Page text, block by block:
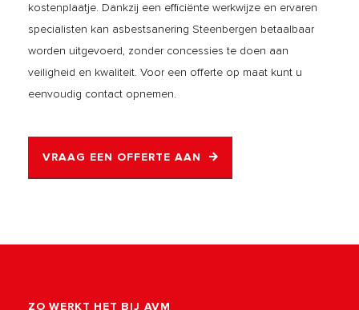
kostenplaatje. Dankzij een efficiënte werkwijze en ervaren
specialisten kan asbestsanering Steenbergen betaalbaar
worden uitgevoerd, zonder concessies te doen aan
veiligheid en kwaliteit. Voor een offerte op maat kunt u
eenvoudig contact opnemen.
VRAAG EEN OFFERTE AAN
ZO WERKT HET BIJ AVM